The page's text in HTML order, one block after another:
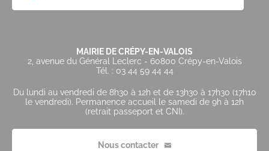
MAIRIE DE CRÉPY-EN-VALOIS
2, avenue du Général Leclerc - 60800 Crépy-en-Valois
Tél. : 03 44 59 44 44
Du lundi au vendredi de 8h30 à 12h et de 13h30 à 17h30 (17h10
le vendredi). Permanence accueil le samedi de 9h à 12h
(retrait passeport et CNI).
Nous contacter